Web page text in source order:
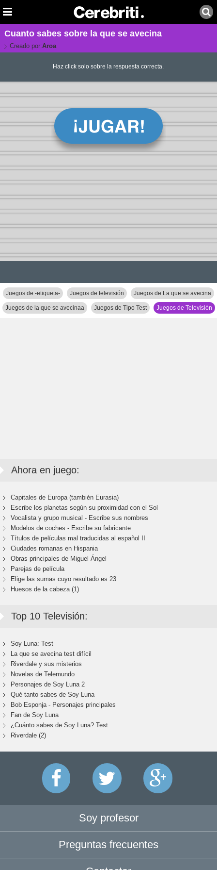
Cuanto sabes sobre la que se avecina
Creado por:Aroa
Haz click solo sobre la respuesta correcta.
Juegos de -etiqueta- Juegos de televisión Juegos de La que se avecina
Juegos de la que se avecinaa Juegos de Tipo Test Juegos de Televisión
Ahora en juego:
Capitales de Europa (también Eurasia)
Escribe los planetas según su proximidad con el Sol
Vocalista y grupo musical - Escribe sus nombres
Modelos de coches - Escribe su fabricante
Títulos de películas mal traducidas al español II
Ciudades romanas en Hispania
Obras principales de Miguel Ángel
Parejas de película
Elige las sumas cuyo resultado es 23
Huesos de la cabeza (1)
Top 10 Televisión:
Soy Luna: Test
La que se avecina test difícil
Riverdale y sus misterios
Novelas de Telemundo
Personajes de Soy Luna 2
Qué tanto sabes de Soy Luna
Bob Esponja - Personajes principales
Fan de Soy Luna
¿Cuánto sabes de Soy Luna? Test
Riverdale (2)
Soy profesor
Preguntas frecuentes